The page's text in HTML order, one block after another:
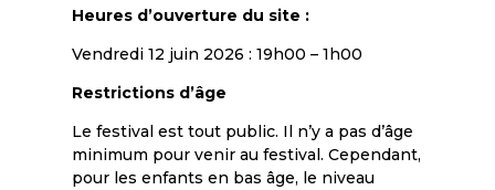
Heures d’ouverture du site :
Vendredi 12 juin 2026 : 19h00 – 1h00
Restrictions d’âge
Le festival est tout public. Il n’y a pas d’âge
minimum pour venir au festival. Cependant,
pour les enfants en bas âge, le niveau